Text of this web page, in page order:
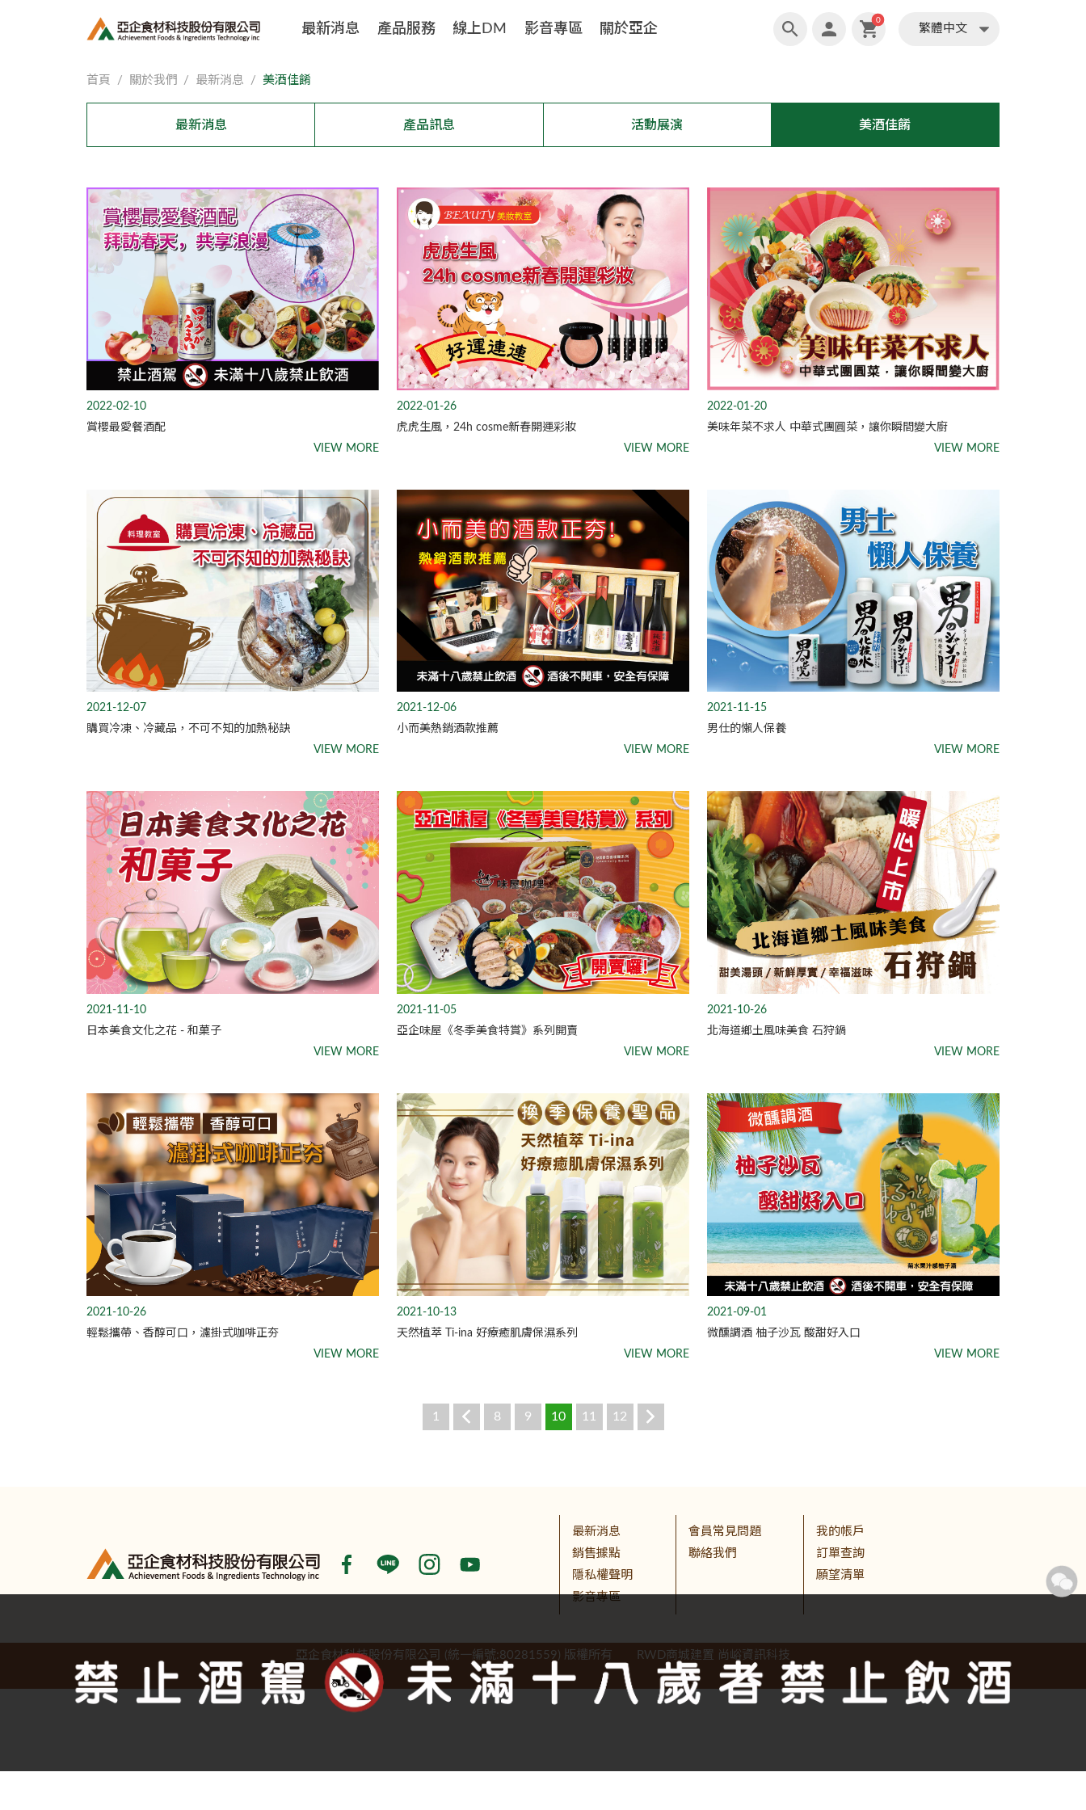
最新消息 產品服務 線上DM 影音專區 關於亞企
0
繁體中文
首頁 關於我們 最新消息 美酒佳餚
最新消息 產品訊息 活動展演 美酒佳餚
2022-02-10
賞櫻最愛餐酒配
VIEW MORE
2022-01-26
虎虎生風，24h cosme新春開運彩妝
VIEW MORE
2022-01-20
美味年菜不求人 中華式團圓菜，讓你瞬間變大廚
VIEW MORE
2021-12-07
購買冷凍、冷藏品，不可不知的加熱秘訣
VIEW MORE
2021-12-06
小而美熱銷酒款推薦
VIEW MORE
2021-11-15
男仕的懶人保養
VIEW MORE
2021-11-10
日本美食文化之花 - 和菓子
VIEW MORE
2021-11-05
亞企味屋《冬季美食特賞》系列開賣
VIEW MORE
2021-10-26
北海道鄉土風味美食 石狩鍋
VIEW MORE
2021-10-26
輕鬆攜帶、香醇可口，濾掛式咖啡正夯
VIEW MORE
2021-10-13
天然植萃 Ti-ina 好療癒肌膚保濕系列
VIEW MORE
2021-09-01
微醺調酒 柚子沙瓦 酸甜好入口
VIEW MORE
1 8 9 10 11 12
最新消息
銷售據點
隱私權聲明
影音專區
會員常見問題
聯絡我們
我的帳戶
訂單查詢
願望清單
亞企食材科技股份有限公司 (統一編號:80281559) 版權所有 RWD商城建置 尚峪資訊科技